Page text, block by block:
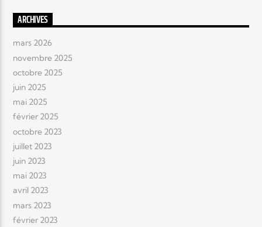
ARCHIVES
mars 2026
novembre 2025
octobre 2025
juin 2025
mai 2025
février 2025
octobre 2023
juillet 2023
juin 2023
mai 2023
avril 2023
mars 2023
février 2023